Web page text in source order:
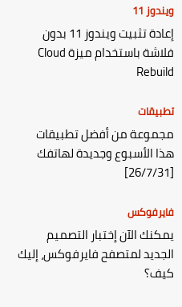
ويندوز 11
إعادة تثبيت ويندوز 11 بدون
فلاشة باستخدام ميزة Cloud
Rebuild
تطبيقات
مجموعة من أفضل تطبيقات
هذا الأسبوع وجديدة لهاتفك
[26/7/31]
فايرفوكس
يمكنك الآن إختبار التصميم
الجديد لمتصفح فايرفوكس، إليك
كيف؟